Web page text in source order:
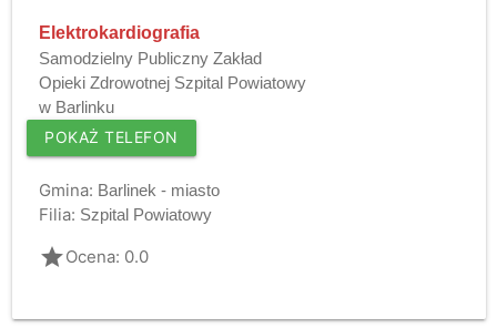
Elektrokardiografia
Samodzielny Publiczny Zakład
Opieki Zdrowotnej Szpital Powiatowy
w Barlinku
POKAŻ TELEFON
Gmina: Barlinek - miasto
Filia: Szpital Powiatowy
gradeOcena: 0.0